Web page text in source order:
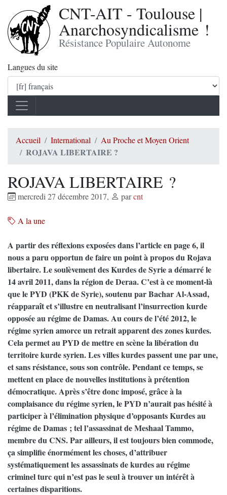
CNT-AIT - Toulouse |
Anarchosyndicalisme !
Résistance Populaire Autonome
Langues du site
Accueil International Au Proche et Moyen Orient
ROJAVA LIBERTAIRE ?
ROJAVA LIBERTAIRE ?
mercredi 27 décembre 2017, parcnt
A la une
A partir des réflexions exposées dans l’article en page 6, il
nous a paru opportun de faire un point à propos du Rojava
libertaire. Le soulèvement des Kurdes de Syrie a démarré le
14 avril 2011, dans la région de Deraa. C’est à ce moment-là
que le PYD (PKK de Syrie), soutenu par Bachar Al-Assad,
réapparaît et s’illustre en neutralisant l’insurrection kurde
opposée au régime de Damas. Au cours de l’été 2012, le
régime syrien amorce un retrait apparent des zones kurdes.
Cela permet au PYD de mettre en scène la libération du
territoire kurde syrien. Les villes kurdes passent une par une,
et sans résistance, sous son contrôle. Pendant ce temps, se
mettent en place de nouvelles institutions à prétention
démocratique. Après s’être donc imposé, grâce à la
complaisance du régime syrien, le PYD n’aurait pas hésité à
participer à l’élimination physique d’opposants Kurdes au
régime de Damas ; tel l’assassinat de Meshaal Tammo,
membre du CNS. Par ailleurs, il est toujours bien commode,
ça simplifie énormément les choses, d’attribuer
systématiquement les assassinats de kurdes au régime
criminel turc qui n’est pas le seul à trouver un intérêt à
certaines disparitions.